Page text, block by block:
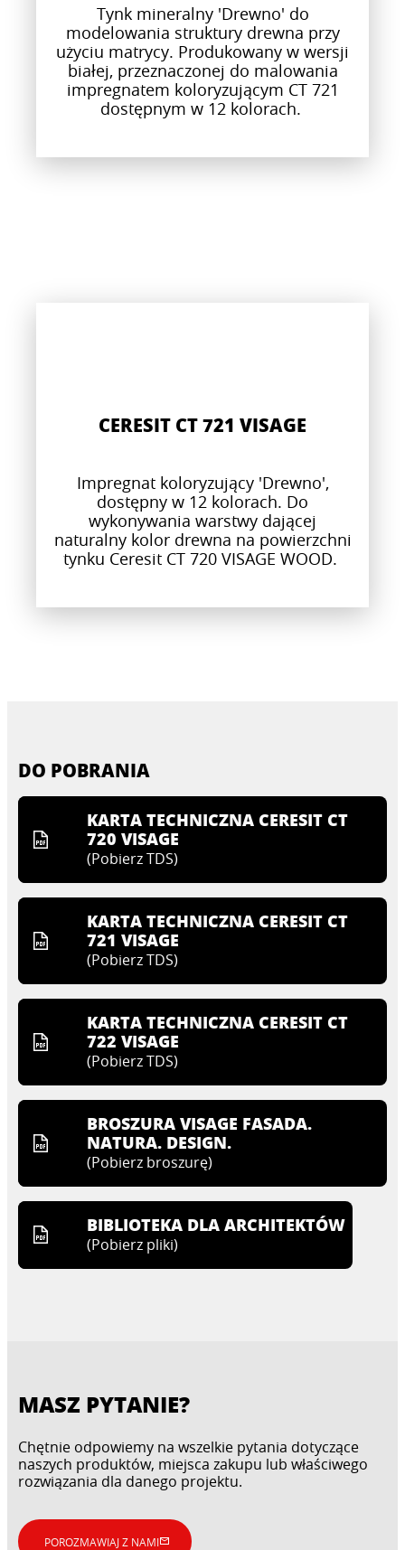
Tynk mineralny 'Drewno' do
modelowania struktury drewna przy
użyciu matrycy. Produkowany w wersji
białej, przeznaczonej do malowania
impregnatem koloryzującym CT 721
dostępnym w 12 kolorach.
CERESIT CT 721 VISAGE
Impregnat koloryzujący 'Drewno',
dostępny w 12 kolorach. Do
wykonywania warstwy dającej
naturalny kolor drewna na powierzchni
tynku Ceresit CT 720 VISAGE WOOD.
DO POBRANIA
KARTA TECHNICZNA CERESIT CT
720 VISAGE
(Pobierz TDS)
KARTA TECHNICZNA CERESIT CT
721 VISAGE
(Pobierz TDS)
KARTA TECHNICZNA CERESIT CT
722 VISAGE
(Pobierz TDS)
BROSZURA VISAGE FASADA.
NATURA. DESIGN.
(Pobierz broszurę)
BIBLIOTEKA DLA ARCHITEKTÓW
(Pobierz pliki)
MASZ PYTANIE?
Chętnie odpowiemy na wszelkie pytania dotyczące
naszych produktów, miejsca zakupu lub właściwego
rozwiązania dla danego projektu.
POROZMAWIAJ Z NAMI